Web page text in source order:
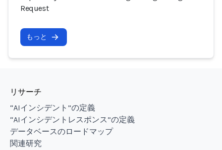
Request
もっと
リサーチ
“AIインシデント”の定義
“AIインシデントレスポンス”の定義
データベースのロードマップ
関連研究